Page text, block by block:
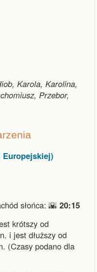
Karola, Karolina,
Przebor,
słońca: 🌇 20:15
krótszy od
i jest dłuższy od
(Czasy podano dla